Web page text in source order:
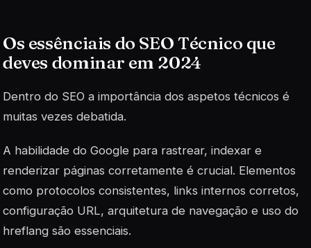
Os essênciais do SEO Técnico que
deves dominar em 2024
Dentro do SEO a importância dos aspetos técnicos é
muitas vezes debatida.
A habilidade do Google para rastrear, indexar e
renderizar páginas corretamente é crucial. Elementos
como protocolos consistentes, links internos corretos,
configuração URL, arquitetura de navegação e uso do
hreflang são essenciais.